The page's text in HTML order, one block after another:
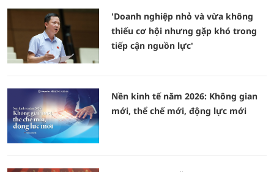
'Doanh nghiệp nhỏ và vừa không
thiếu cơ hội nhưng gặp khó trong
tiếp cận nguồn lực'
Nền kinh tế năm 2026: Không gian
mới, thể chế mới, động lực mới